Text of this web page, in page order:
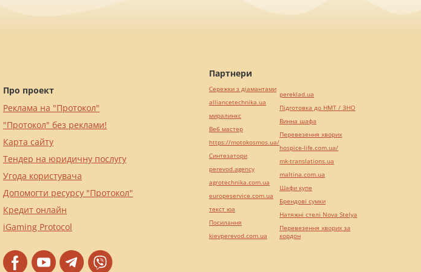
Про проект
Реклама на "Протокол"
"Протокол" без реклами!
Карта сайту
Тендер на юридичну послугу
Угода користувача
Допомогти ресурсу "Протокол"
Кредит онлайн
iGaming Protocol
Партнери
Сережки з діамантами
alliancetechnika.ua
миралинкс
Веб мастер
https://motokosmos.ua/
Синтезатори
perevod.agency
agrotechnika.com.ua
europeservice.com.ua
текст юа
Посилання
kievperevod.com.ua
pereklad.ua
Підготовка до НМТ / ЗНО
Винна шафа
Перевезення хворих
hospice-life.com.ua/
mk-translations.ua
maltina.com.ua
Шафи купе
Брендові сумки
Натяжні стелі Nova Stelya
Перевезення хворих за
кордон